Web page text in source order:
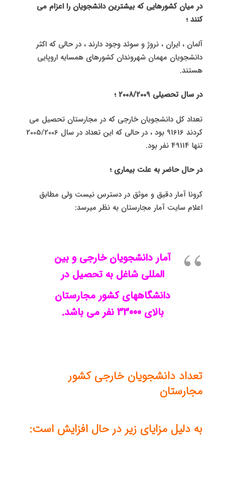
در میان کشورهایی که بیشترین دانشجویان را اعزام می
کنند ؛
آلمان ، ایران ، نروژ و سوئد وجود دارند ، در حالی که اکثر
دانشجویان مهمان شهروندان کشورهای همسایه اروپایی
هستند.
در سال تحصیلی 2008/2009 ؛
تعداد کل دانشجویان خارجی که در مجارستان تحصیل می
کردند 91616 بود ، در حالی که این تعداد در سال 2005/2006
تنها 49114 نفر بود.
در حال حاضر به علت بیماری ؛
کرونا آمار دقیق و موثق در دسترس نیست ولی مطابق
اعلام سایت آمار مجارستان به نظر میرسد:
آمار دانشجویان خارجی و بین
المللی شاغل به تحصیل در
دانشگاههای کشور مجارستان
بالای 33000 نفر می باشد.
تعداد دانشجویان خارجی کشور
مجارستان
به دلیل مزایای زیر در حال افزایش است: